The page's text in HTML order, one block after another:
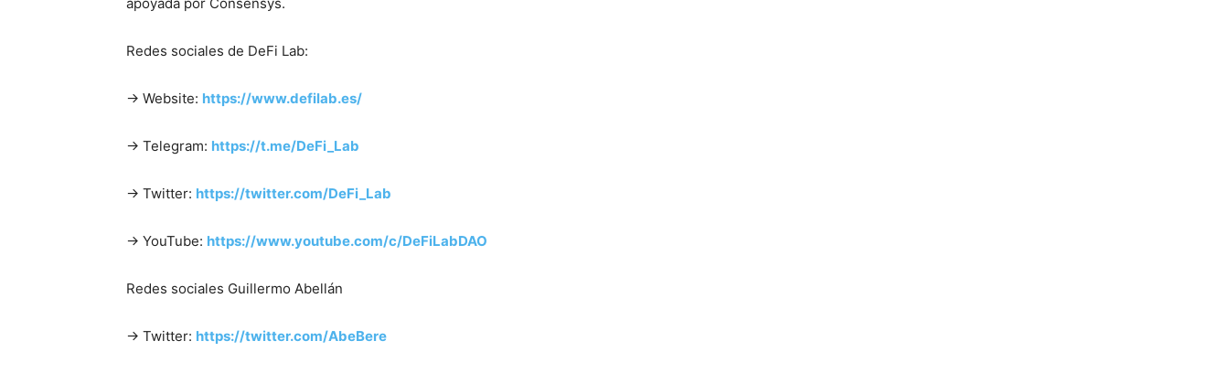
Redes sociales de DeFi Lab:
→ Website: https://www.defilab.es/
→ Telegram: https://t.me/DeFi_Lab
→ Twitter: https://twitter.com/DeFi_Lab​
→ YouTube: https://www.youtube.com/c/DeFiLabDAO
Redes sociales Guillermo Abellán
→ Twitter: https://twitter.com/AbeBere​